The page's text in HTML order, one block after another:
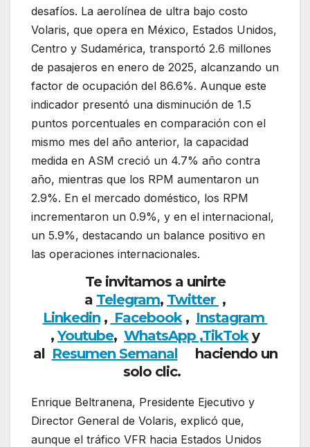
desafíos. La aerolínea de ultra bajo costo
Volaris, que opera en México, Estados Unidos,
Centro y Sudamérica, transportó 2.6 millones
de pasajeros en enero de 2025, alcanzando un
factor de ocupación del 86.6%. Aunque este
indicador presentó una disminución de 1.5
puntos porcentuales en comparación con el
mismo mes del año anterior, la capacidad
medida en ASM creció un 4.7% año contra
año, mientras que los RPM aumentaron un
2.9%. En el mercado doméstico, los RPM
incrementaron un 0.9%, y en el internacional,
un 5.9%, destacando un balance positivo en
las operaciones internacionales.
Te invitamos a unirte
a Telegram, Twitter ,
Linkedin, Facebook, Instagram
,Youtube, WhatsApp ,TikToky
al Resumen Semanalhaciendo un
solo clic.
Enrique Beltranena, Presidente Ejecutivo y
Director General de Volaris, explicó que,
aunque el tráfico VFR hacia Estados Unidos